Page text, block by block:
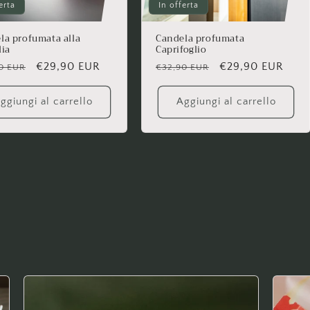
profumata alla
EUR
Prezzo
€29,90 EUR
al carrello
In offerta
Candela profumata
Caprifoglio
Prezzo
listino
€32,90 EUR
Prezzo
€29,90 EUR
Aggiungi al carrello